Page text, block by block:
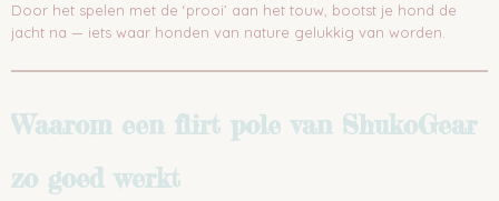
Door het spelen met de ‘prooi’ aan het touw, bootst je hond de
jacht na — iets waar honden van nature gelukkig van worden.
Waarom een flirt pole van ShukoGear
zo goed werkt